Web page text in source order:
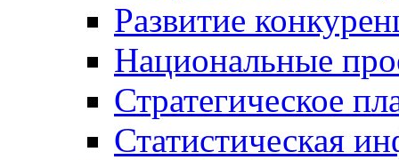
Развитие
Национальные
Стратегическое
Статистическая